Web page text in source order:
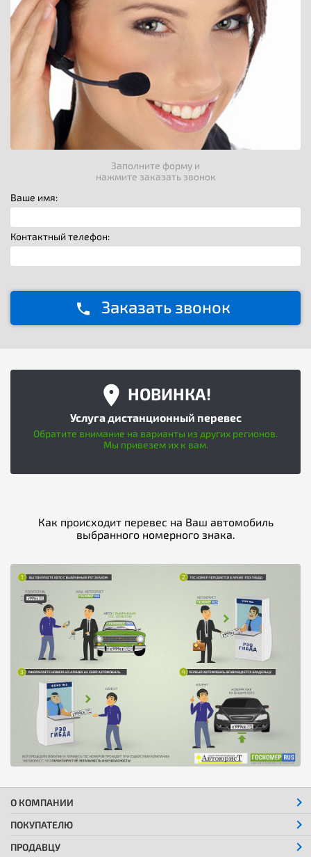
Заполните форму и
нажмите заказать звонок
Ваше имя:
Контактный телефон:
Заказать звонок
НОВИНКА!
Услуга дистанционный перевес
Обратите внимание на варианты из других регионов.
Мы привезем их к вам.
Как происходит перевес на Ваш автомобиль
выбранного номерного знака.
О КОМПАНИИ
ПОКУПАТЕЛЮ
ПРОДАВЦУ